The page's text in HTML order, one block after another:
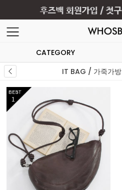
CATEGORY
IT BAG / 가죽가방
1